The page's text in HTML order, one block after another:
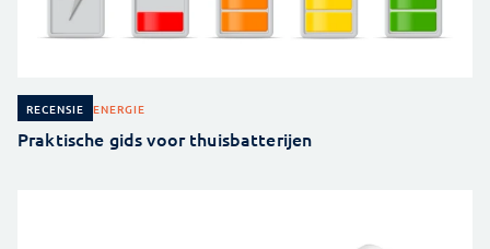
RECENSIE ENERGIE
Praktische gids voor thuisbatterijen